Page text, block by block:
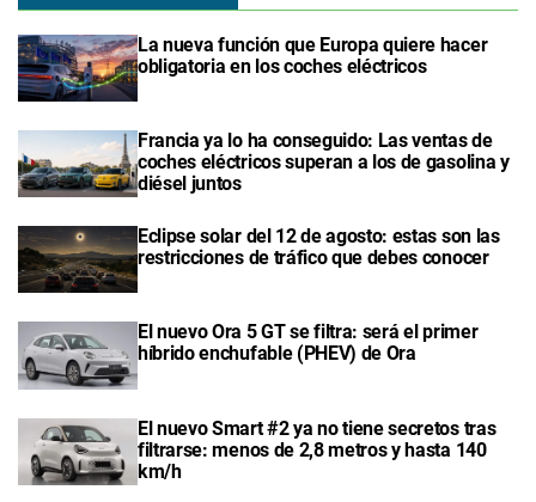
La nueva función que Europa quiere hacer
obligatoria en los coches eléctricos
Francia ya lo ha conseguido: Las ventas de
coches eléctricos superan a los de gasolina y
diésel juntos
Eclipse solar del 12 de agosto: estas son las
restricciones de tráfico que debes conocer
El nuevo Ora 5 GT se filtra: será el primer
híbrido enchufable (PHEV) de Ora
El nuevo Smart #2 ya no tiene secretos tras
filtrarse: menos de 2,8 metros y hasta 140
km/h